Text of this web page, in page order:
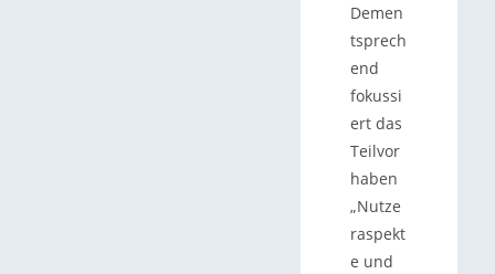
Demen
tsprech
end
fokussi
ert das
Teilvor
haben
„Nutze
raspekt
e und